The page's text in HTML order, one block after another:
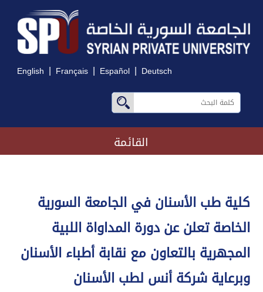
English | Français | Español | Deutsch
القائمة
كلية طب الأسنان في الجامعة السورية
الخاصة تعلن عن دورة المداواة اللبية
المجهرية بالتعاون مع نقابة أطباء الأسنان
وبرعاية شركة أنس لطب الأسنان